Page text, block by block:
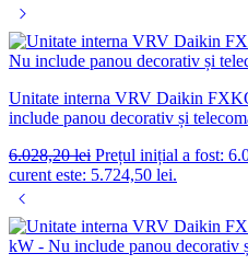
Unitate interna VRV Daikin
include panou decorativ și
6.028,20lei Prețul inițial a fost:
curent este: 5.724,50 lei.